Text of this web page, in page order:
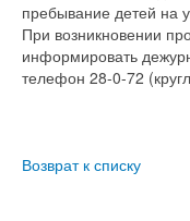
пребывание детей на
При возникновении
информировать
телефон 28-0-72
Возврат к списку